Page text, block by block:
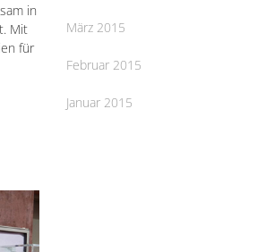
in
Mit
für
März 2015
Februar 2015
Januar 2015